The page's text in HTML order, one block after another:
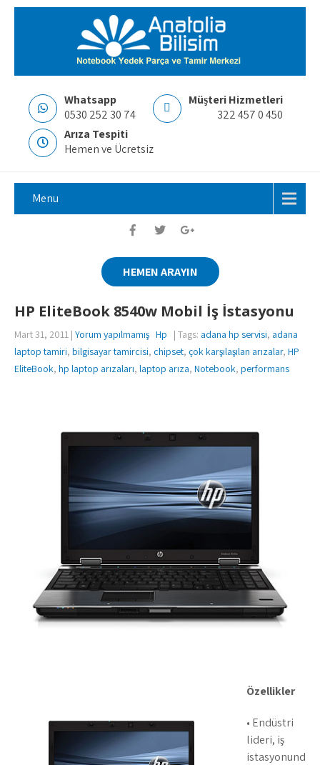
Whatsapp
0530 252 30 74
Müşteri Hizmetleri
322 457 0 450
Arıza Tespiti
Hemen ve Ücretsiz
Menu
HEMEN ARAYIN
HP EliteBook 8540w Mobil İş İstasyonu
Mart 31, 2011 | Yorum yapılmamış Hp | Tags: adana hp servisi, adana
laptop tamiri, bilgisayar tamircisi, chipset, çok karşılaşılan arızalar, HP
EliteBook, hp laptop arızaları, laptop arıza, Notebook, performans
Özellikler
• Endüstri
lideri, iş
istasyonund